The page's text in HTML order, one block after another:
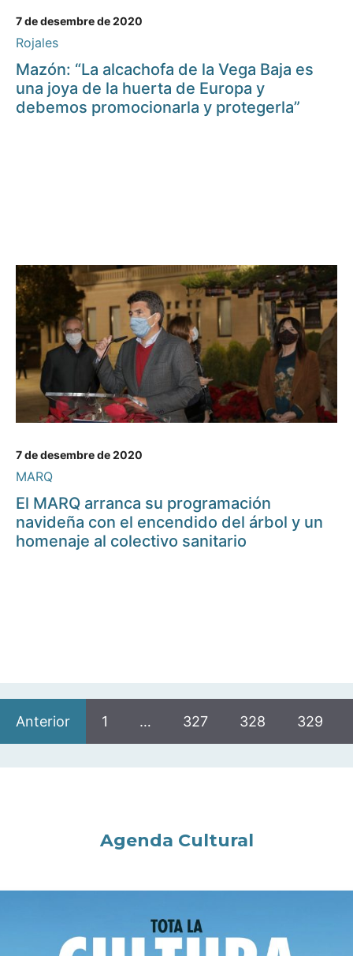
7 de desembre de 2020
Rojales
Mazón: “La alcachofa de la Vega Baja es
una joya de la huerta de Europa y
debemos promocionarla y protegerla”
7 de desembre de 2020
MARQ
El MARQ arranca su programación
navideña con el encendido del árbol y un
homenaje al colectivo sanitario
Anterior 1 … 327 328 329
Agenda Cultural